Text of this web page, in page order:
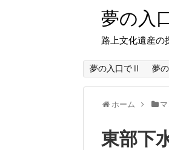
夢の入
路上文化遺産の
夢の入口でⅡ 夢
ホーム
東部下